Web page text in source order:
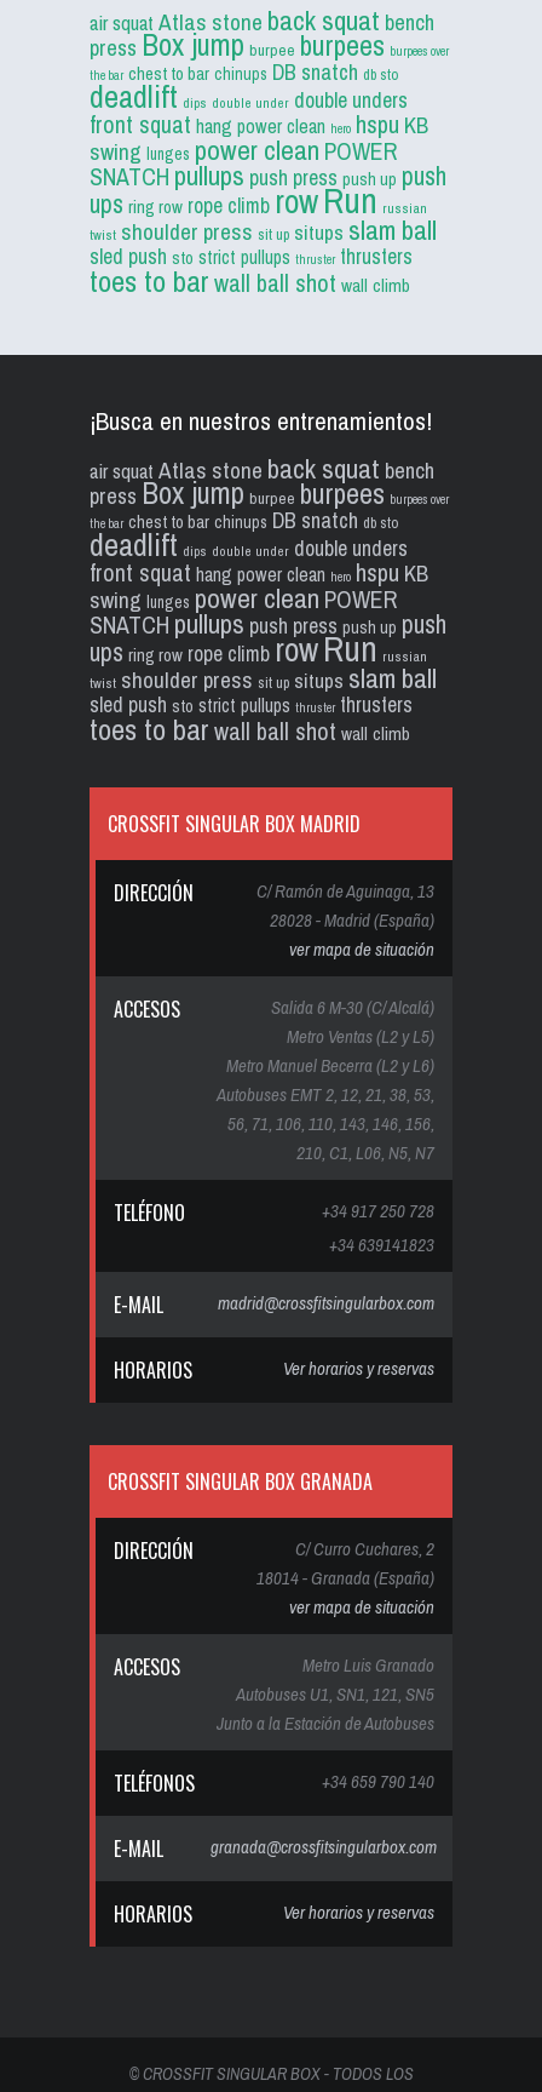
air squat Atlas stone back squat bench
press Box jump burpee burpees burpees over
the bar chest to bar chinups DB snatch db sto
deadlift dips double under double unders
front squat hang power clean hero hspu KB
swing lunges power clean POWER
SNATCH pullups push press push up push
ups ring row rope climb rowRun russian
twist shoulder press sit up situps slam ball
sled push sto strict pullups thruster thrusters
toes to barwall ball shot wall climb
¡Busca en nuestros entrenamientos!
air squat Atlas stone back squat bench
press Box jump burpee burpees burpees over
the bar chest to bar chinups DB snatch db sto
deadlift dips double under double unders
front squat hang power clean hero hspu KB
swing lunges power clean POWER
SNATCH pullups push press push up push
ups ring row rope climb rowRun russian
twist shoulder press sit up situps slam ball
sled push sto strict pullups thruster thrusters
toes to barwall ball shot wall climb
CROSSFIT SINGULAR BOX MADRID
DIRECCIÓN
C/ Ramón de Aguinaga, 13
28028 - Madrid (España)
ver mapa de situación
ACCESOS
Salida 6 M-30 (C/ Alcalá)
Metro Ventas (L2 y L5)
Metro Manuel Becerra (L2 y L6)
Autobuses EMT 2, 12, 21, 38, 53,
56, 71, 106, 110, 143, 146, 156,
210, C1, L06, N5, N7
TELÉFONO
+34 917 250 728
+34 639141823
E-MAIL madrid@crossfitsingularbox.com
HORARIOS Ver horarios y reservas
CROSSFIT SINGULAR BOX GRANADA
DIRECCIÓN
C/ Curro Cuchares, 2
18014 - Granada (España)
ver mapa de situación
ACCESOS
Metro Luis Granado
Autobuses U1, SN1, 121, SN5
Junto a la Estación de Autobuses
TELÉFONOS +34 659 790 140
E-MAIL granada@crossfitsingularbox.com
HORARIOS Ver horarios y reservas
© CROSSFIT SINGULAR BOX - TODOS LOS